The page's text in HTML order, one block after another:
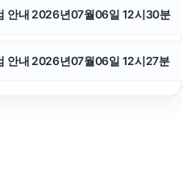
안내 2026년07월06일 12시30분
안내 2026년07월06일 12시27분